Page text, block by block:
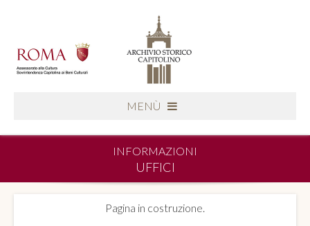
MENÙ
INFORMAZIONI
UFFICI
Pagina in costruzione.